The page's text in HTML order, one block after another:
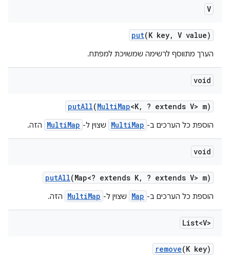
V
put(K key, V value)
הערך מתווסף לרשימה שמשויכת למפתח.
void
putAll(MultiMap<K, ? extends V> m)
הוספת כל הערכים ב- MultiMap שצוין ל- MultiMap הזה.
void
putAll(Map<? extends K, ? extends V> m)
הוספת כל הערכים ב- Map שצוין ל- MultiMap הזה.
List<V>
remove(K key)